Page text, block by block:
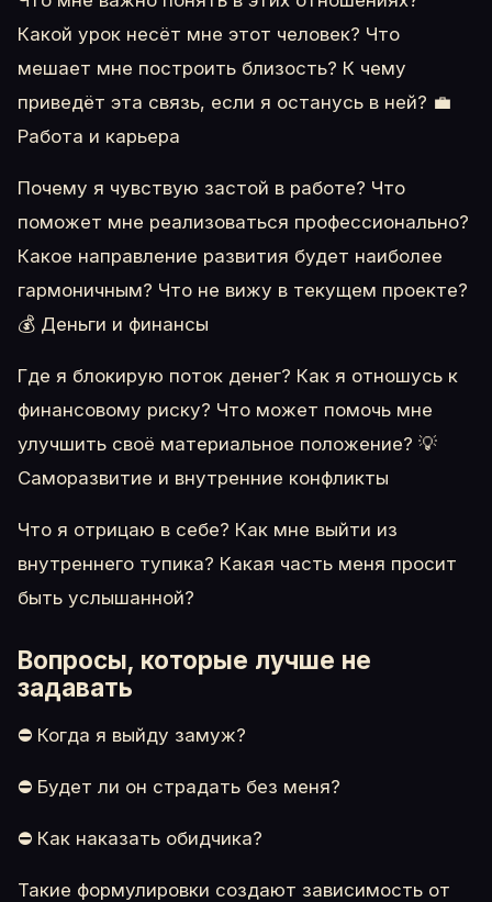
Какой урок несёт мне этот человек? Что
мешает мне построить близость? К чему
приведёт эта связь, если я останусь в ней? 💼
Работа и карьера
Почему я чувствую застой в работе? Что
поможет мне реализоваться профессионально?
Какое направление развития будет наиболее
гармоничным? Что не вижу в текущем проекте?
💰 Деньги и финансы
Где я блокирую поток денег? Как я отношусь к
финансовому риску? Что может помочь мне
улучшить своё материальное положение? 💡
Саморазвитие и внутренние конфликты
Что я отрицаю в себе? Как мне выйти из
внутреннего тупика? Какая часть меня просит
быть услышанной?
Вопросы, которые лучше не
задавать
⛔ Когда я выйду замуж?
⛔ Будет ли он страдать без меня?
⛔ Как наказать обидчика?
Такие формулировки создают зависимость от